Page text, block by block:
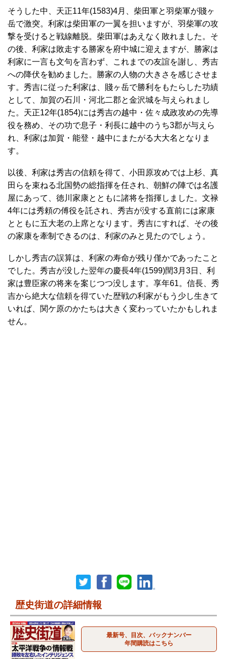
そうした中、天正11年(1583)4月、柴田軍と羽柴軍が賤ヶ
岳で激突。利家は柴田軍の一翼を担いますが、羽柴軍の攻
撃を受けると戦線離脱。柴田軍はあえなく敗れました。そ
の後、利家は敗走する勝家を府中城に迎えますが、勝家は
利家に一言も文句を言わず、これまでの友誼を謝し、秀吉
への降伏を勧めました。勝家の人物の大きさを感じさせま
す。秀吉に従った利家は、賤ヶ岳で勝利をもたらした功績
として、加賀の石川・河北二郡と金沢城を与えられまし
た。天正12年(1854)には秀吉の越中・佐々成政攻めの先導
役を務め、その功で息子・利長に越中のうち3郡が与えら
れ、利家は加賀・能登・越中にまたがる大大名となりま
す。
以後、利家は秀吉の信頼を得て、小田原攻めでは上杉、真
田らを束ねる北国勢の総指揮を任され、朝鮮の陣では名護
屋にあって、徳川家康とともに諸将を指揮しました。文禄
4年には秀頼の傅役を託され、秀吉が没する直前には家康
とともに五大老の上席となります。秀吉にすれば、その後
の家康を牽制できるのは、利家のみと見たのでしょう。
しかし秀吉の誤算は、利家の寿命が残り僅かであったこと
でした。秀吉が没した翌年の慶長4年(1599)閏3月3日、利
家は豊臣家の将来を案じつつ没します。享年61。信長、秀
吉から絶大な信頼を得ていた歴戦の利家がもう少し生きて
いれば、関ケ原のかたちは大きく変わっていたかもしれま
せん。
歴史街道の詳細情報
最新号、目次、バックナンバー
年間購読はこちら